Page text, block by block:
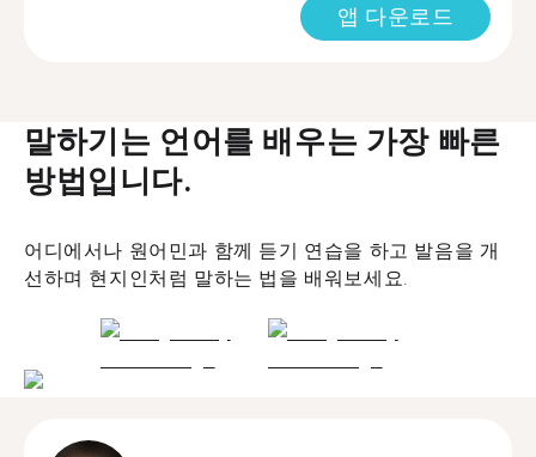
앱 다운로드
말하기는 언어를 배우는 가장 빠른
방법입니다.
어디에서나 원어민과 함께 듣기 연습을 하고 발음을 개
선하며 현지인처럼 말하는 법을 배워보세요.